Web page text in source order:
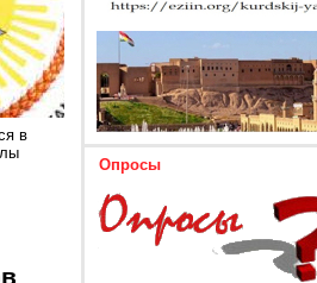
в
Опросы